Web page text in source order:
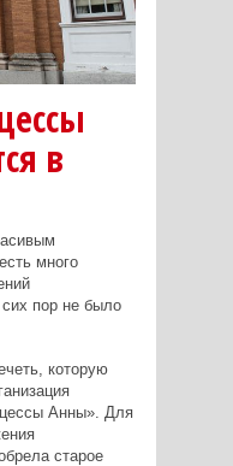
в
много
пор не было
которую
Анны». Для
старое